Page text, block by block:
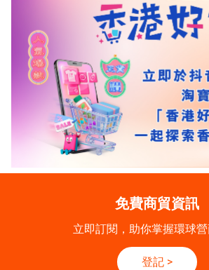
免費商貿資訊
立即訂閱，助你掌握環球
登記 >